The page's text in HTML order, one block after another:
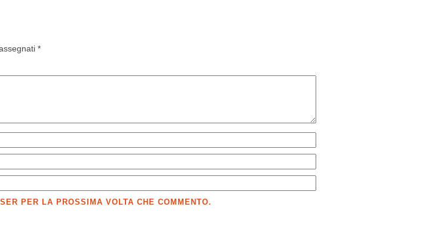
*
PER LA PROSSIMA VOLTA CHE COMMENTO.